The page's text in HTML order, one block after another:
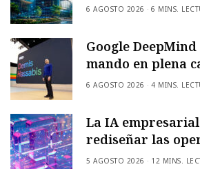
6 AGOSTO 2026 6 MINS.
Google
mando en plena
6 AGOSTO 2026 4 MINS.
La IA
rediseñar las
5 AGOSTO 2026 12 MINS.